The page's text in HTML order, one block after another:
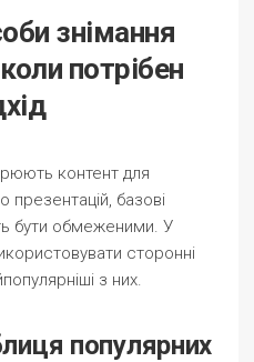
знімання
потрібен
контент для
презентацій, базові
бути обмеженими. У
сторонні
з них.
популярних